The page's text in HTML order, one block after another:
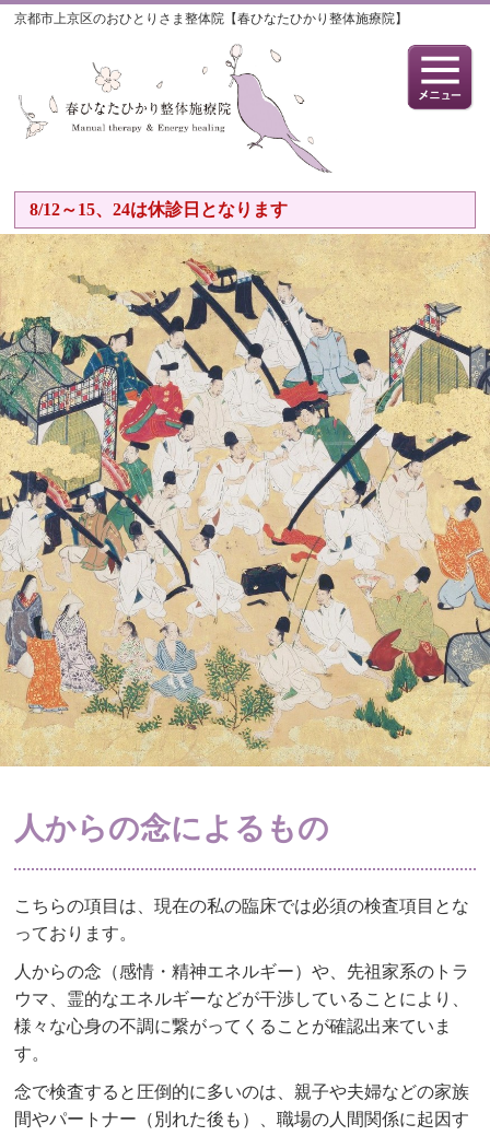
京都市上京区のおひとりさま整体院【春ひなたひかり整体施療院】
8/12～15、24は休診日となります
人からの念によるもの
こちらの項目は、現在の私の臨床では必須の検査項目とな
っております。
人からの念（感情・精神エネルギー）や、先祖家系のトラ
ウマ、霊的なエネルギーなどが干渉していることにより、
様々な心身の不調に繋がってくることが確認出来ていま
す。
念で検査すると圧倒的に多いのは、親子や夫婦などの家族
間やパートナー（別れた後も）、職場の人間関係に起因す